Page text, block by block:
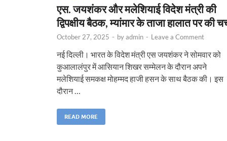
एस. जयशंकर और मलेशियाई विदेश मंत्री की
द्विपक्षीय बैठक, म्यांमार के ताजा हालात पर की
October 27, 2025 - byadmin - Leave a Comment
नई दिल्ली। भारत के विदेश मंत्री एस जयशंकर ने सोमवार को
कुआलालंपुर में आसियान शिखर सम्मेलन के दौरान अपने
मलेशियाई समकक्ष मोहम्मद हाजी हसन के साथ बैठक की। इस
दौरान …
READ MORE